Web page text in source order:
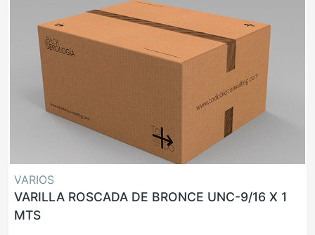
VARIOS
VARILLA ROSCADA DE BRONCE UNC-9/16 X 1
MTS